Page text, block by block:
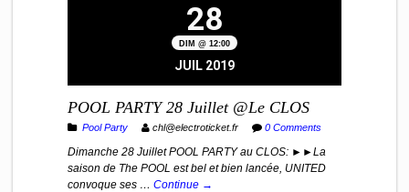
28
DIM @ 12:00
JUIL 2019
POOL PARTY 28 Juillet @Le CLOS
Pool Party chl@electroticket.fr 0 Comments
Dimanche 28 Juillet POOL PARTY au CLOS: ►►La
saison de The POOL est bel et bien lancée, UNITED
convoque ses … Continue →